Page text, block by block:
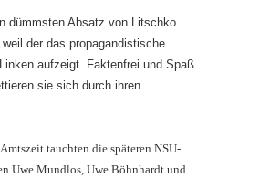
dümmsten Absatz von Litschko
der das propagandistische
aufzeigt. Faktenfrei und Spaß
sie sich durch ihren
tauchten die späteren NSU-
Uwe Mund­los, Uwe Böhnhardt und